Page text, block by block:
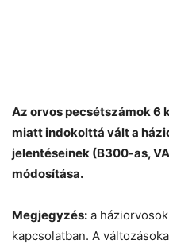
Az orvos pecsétszámok 6
miatt indokolttá vált a
jelentéseinek (B300-as,
módosítása.
Megjegyzés: a
kapcsolatban. A